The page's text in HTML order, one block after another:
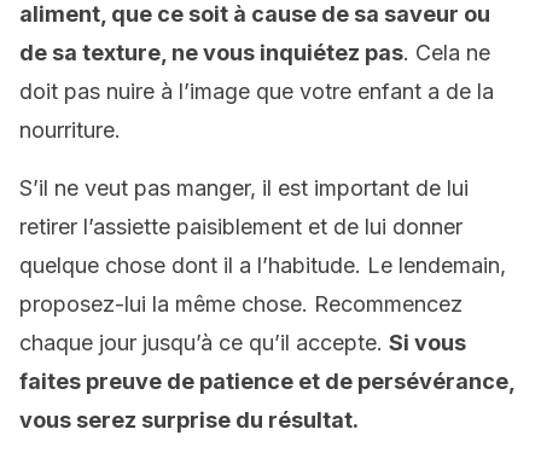
aliment, que ce soit à cause de sa saveur ou
de sa texture, ne vous inquiétez pas. Cela ne
doit pas nuire à l’image que votre enfant a de la
nourriture.
S’il ne veut pas manger, il est important de lui
retirer l’assiette paisiblement et de lui donner
quelque chose dont il a l’habitude. Le lendemain,
proposez-lui la même chose. Recommencez
chaque jour jusqu’à ce qu’il accepte. Si vous
faites preuve de patience et de persévérance,
vous serez surprise du résultat.